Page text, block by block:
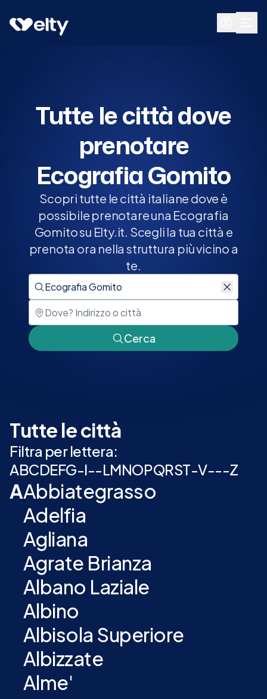
Prenota visita
Tutte le città dove
prenotare
Ecografia Gomito
Scopri tutte le città italiane dove è
possibile prenotare una Ecografia
Gomito su Elty.it. Scegli la tua città e
prenota ora nella struttura più vicino a
te.
Cerca
Tutte le città
Filtra per lettera:
ABCDEFG-I--LMNOPQRST-V---Z
AAbbiategrasso
Adelfia
Agliana
Agrate Brianza
Albano Laziale
Albino
Albisola Superiore
Albizzate
Alme'